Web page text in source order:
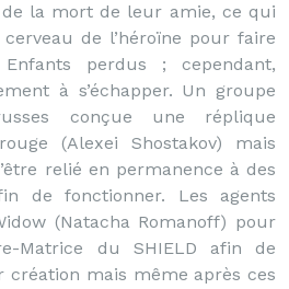
de la mort de leur amie, ce qui
de l’héroïne pour faire
perdus ; cependant,
à s’échapper. Un groupe
conçue une réplique
(Alexei Shostakov) mais
relié en permanence à des
de fonctionner. Les agents
(Natacha Romanoff) pour
Matrice du SHIELD afin de
mais même après ces